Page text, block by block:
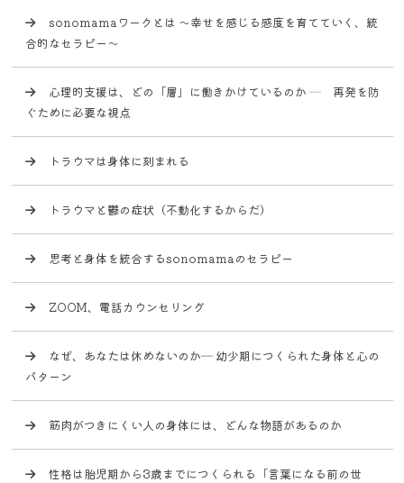
sonomamaワークとは 〜幸せを感じる感度を育てていく、統
合的なセラピー〜
心理的支援は、どの「層」に働きかけているのか ─ 再発を防
ぐために必要な視点
トラウマは身体に刻まれる
トラウマと鬱の症状（不動化するからだ）
思考と身体を統合するsonomamaのセラピー
ZOOM、電話カウンセリング
なぜ、あなたは休めないのか― 幼少期につくられた身体と心の
パターン
筋肉がつきにくい人の身体には、どんな物語があるのか
性格は胎児期から3歳までにつくられる「言葉になる前の世